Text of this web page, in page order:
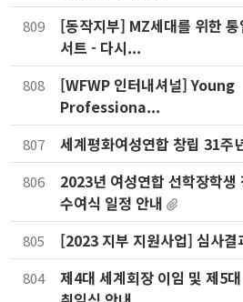
809
[동작지부] MZ세대를 위한 통
서트 - 다시...
808
[WFWP 인터내셔널] Young
Professiona...
807 세계평화여성연합 창립 31주
806
2023년 여성연합 선학장학생
수여식 일정 안내
805 [2023 지부 지원사업] 심사결
804
제4대 세계회장 이임 및 제5